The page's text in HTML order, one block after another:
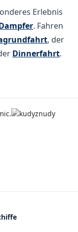
Erlebnis
. Fahren
, der
Dinnerfahrt.